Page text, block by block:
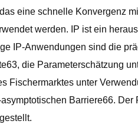
eine schnelle Konvergenz
werden. IP ist ein
IP-Anwendungen sind die
die Parameterschätzung
unter
Barriere66.